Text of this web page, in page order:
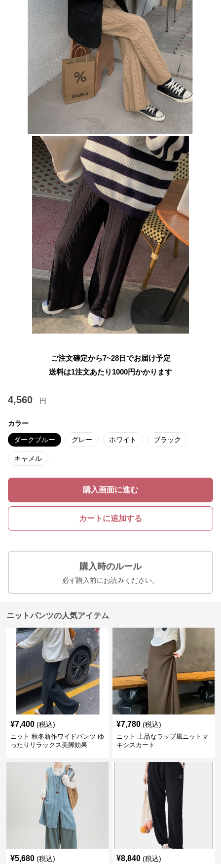
ご注文確定から7~28日でお届け予定
送料は1注文あたり 1000円かかります
4,560 円
カラー
ダークブルー グレー ホワイト ブラック
キャメル
購入画面に進む
カートに追加する
購入時のルール
必ず購入前にお読みください。
ニットパンツの人気アイテム
¥7,400 (税込)
ニット 秋冬新作ワイドパンツ ゆ
ったりリラックス美脚効果
¥7,780 (税込)
ニット 上品なラップ風ニットマ
キシスカート
¥5,680 (税込) ¥8,840 (税込)